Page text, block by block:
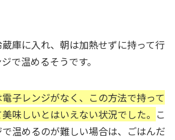
庫に入れ、朝は加熱せずに持って行
で温めるそうです。
子レンジがなく、この方法で持って
味しいとはいえない状況でした。 こ
温めるのが難しい場合は、ごはんだ